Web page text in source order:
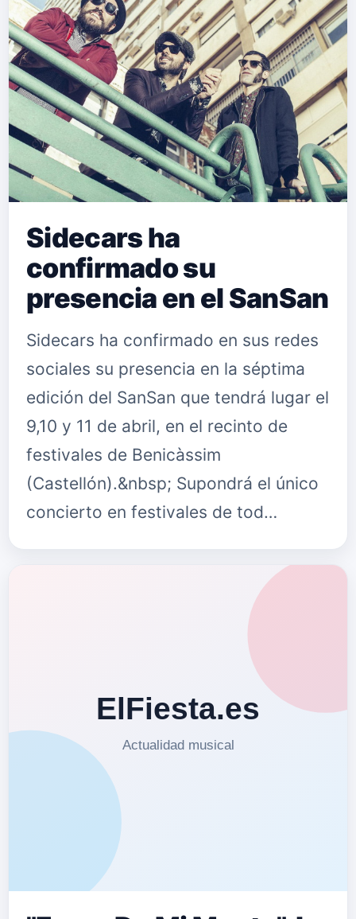
Sidecars ha
confirmado su
presencia en el SanSan
Sidecars ha confirmado en sus redes
sociales su presencia en la séptima
edición del SanSan que tendrá lugar el
9,10 y 11 de abril, en el recinto de
festivales de Benicàssim
(Castellón).&nbsp; Supondrá el único
concierto en festivales de tod…